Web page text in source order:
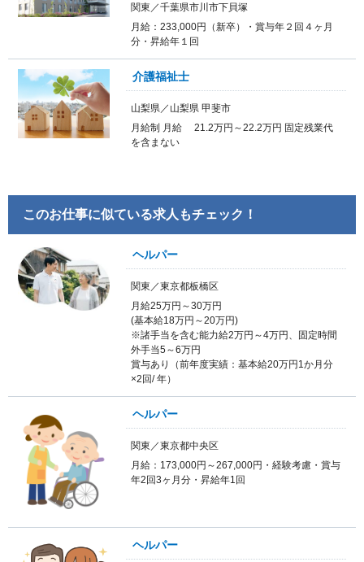
関東／千葉県市川市下貝塚
月給：233,000円（新卒）・賞与年２回４ヶ月
分・昇給年１回
介護福祉士
山梨県／山梨県 甲斐市
月給制 月給 21.2万円～22.2万円 固定残業代
を含まない
このお仕事に似ている求人もチェック！
ヘルパー
関東／東京都板橋区
月給25万円～30万円
(基本給18万円～20万円)
※諸手当を含む能力給2万円～4万円、固定時間
外手当5～6万円
賞与あり（前年度実績：基本給20万円1か月分
×2回/ 年）
ヘルパー
関東／東京都中央区
月給：173,000円～267,000円・経験考慮・賞与
年2回3ヶ月分・昇給年1回
ヘルパー